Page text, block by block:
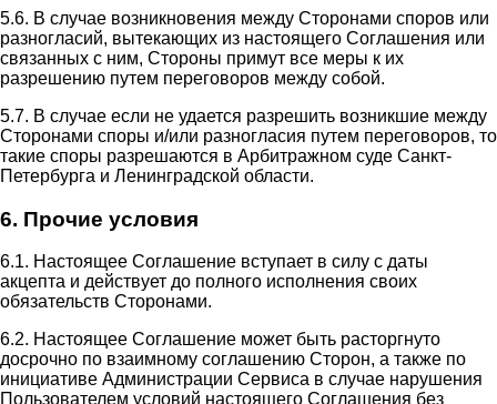
5.6. В случае возникновения между Сторонами споров или
разногласий, вытекающих из настоящего Соглашения или
связанных с ним, Стороны примут все меры к их
разрешению путем переговоров между собой.
5.7. В случае если не удается разрешить возникшие между
Сторонами споры и/или разногласия путем переговоров, то
такие споры разрешаются в Арбитражном суде Санкт-
Петербурга и Ленинградской области.
6. Прочие условия
6.1. Настоящее Соглашение вступает в силу с даты
акцепта и действует до полного исполнения своих
обязательств Сторонами.
6.2. Настоящее Соглашение может быть расторгнуто
досрочно по взаимному соглашению Сторон, а также по
инициативе Администрации Сервиса в случае нарушения
Пользователем условий настоящего Соглашения без